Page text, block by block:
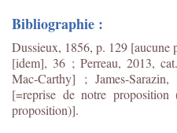
Bibliographie :
Dussieux, 1856, p. 129 [aucune
[idem], 36 ; Perreau, 2013,
Mac-Carthy] ; James-
[=reprise de notre
proposition)].